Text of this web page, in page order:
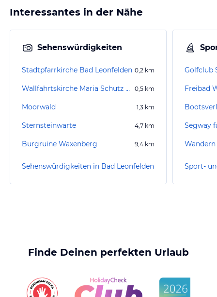
Interessantes in der Nähe
Sehenswürdigkeiten
Stadtpfarrkirche Bad Leonfelden 0,2 km
Wallfahrtskirche Maria Schutz am Bründl 0,5 km
Moorwald 1,3 km
Sternsteinwarte 4,7 km
Burgruine Waxenberg 9,4 km
Sehenswürdigkeiten in Bad Leonfelden
Golfclub
Freibad
Finde Deinen perfekten Urlaub